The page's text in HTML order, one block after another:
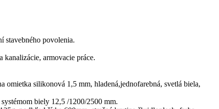
stavebného povolenia.
armovacie práce.
silikonová 1,5 mm, hladená,jednofarebná, svetlá biela,
biely 12,5 /1200/2500 mm.